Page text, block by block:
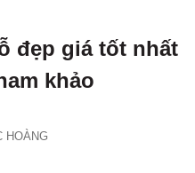
đẹp giá tốt nhất
khảo
HOÀNG